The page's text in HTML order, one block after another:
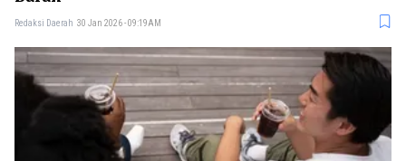
Redaksi Daerah 30 Jan 2026 - 09:19AM